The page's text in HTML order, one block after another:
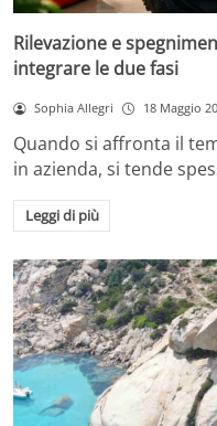
Rilevazione e
integrare le due fasi
Sophia Allegri 18 Maggio
Quando si affronta il
in azienda, si tende
Leggi di più